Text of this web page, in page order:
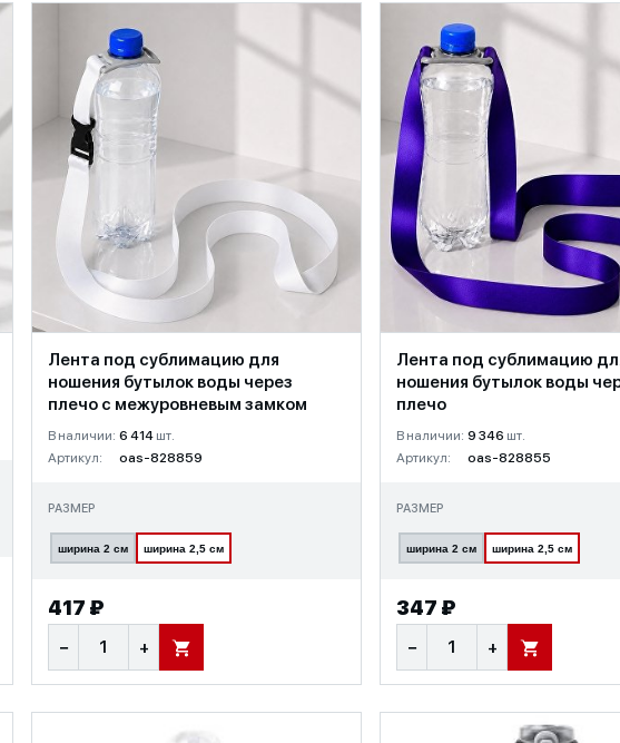
Лента под сублимацию для
ношения бутылок воды через
плечо с межуровневым замком
В наличии: 6 414 шт.
Артикул:
oas-828859
РАЗМЕР
ширина 2 см ширина 2,5 см
417 ₽
− + В КОРЗИНУ
Лента под сублимацию
ношения бутылок воды
плечо
В наличии: 9 346 шт.
Артикул:
oas-828855
РАЗМЕР
ширина 2 см ширина 2,5 см
347 ₽
− + В КОРЗИНУ